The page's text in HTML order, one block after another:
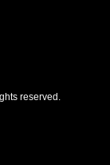
reserved.